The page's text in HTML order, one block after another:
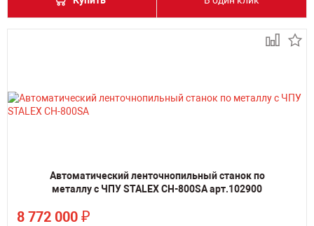
Автоматический ленточнопильный станок по
металлу с ЧПУ STALEX CH-800SA арт.102900
8 772 000 ₽